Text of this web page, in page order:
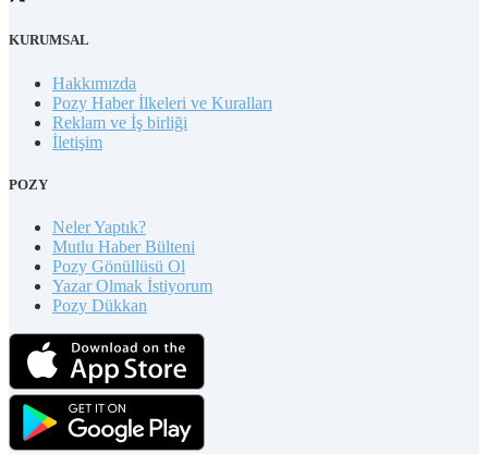
KURUMSAL
Hakkımızda
Pozy Haber İlkeleri ve Kuralları
Reklam ve İş birliği
İletişim
POZY
Neler Yaptık?
Mutlu Haber Bülteni
Pozy Gönüllüsü Ol
Yazar Olmak İstiyorum
Pozy Dükkan